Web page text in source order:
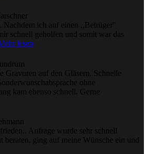
Nachdem ich auf einen ,,Betrüger''
schnell geholfen und somit war das
lesen
Gravuren auf den Gläsern. Schnelle
ohne
kam ebenso schnell. Gerne
Anfrage wurde sehr schnell
beraten, ging auf meine Wünsche ein und